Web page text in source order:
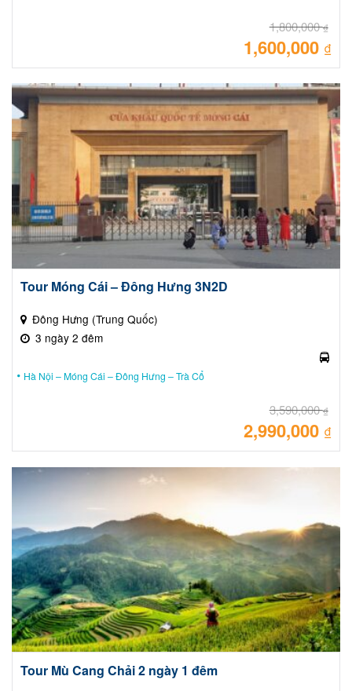
1,800,000₫
gốc
1,600,000 ₫
Giá
tại
Tour Móng Cái – Đông Hưng 3N2D
Đông Hưng (Trung Quốc)
3 ngày 2 đêm
Hà Nội – Móng Cái – Đông Hưng – Trà Cổ
3,590,000₫
gốc
2,990,000 ₫
Giá
tại
Tour Mù Cang Chải 2 ngày 1 đêm